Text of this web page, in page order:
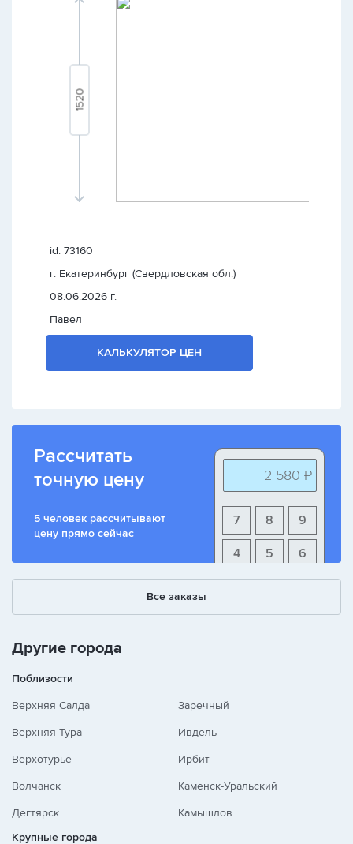
id: 73160
г. Екатеринбург (Свердловская обл.)
08.06.2026 г.
Павел
КАЛЬКУЛЯТОР ЦЕН
Рассчитать
точную цену
5 человек рассчитывают
цену прямо сейчас
2 580 ₽
9
8
7
6
5
4
+ - /
Все заказы
Другие города
Поблизости
Верхняя Салда
Верхняя Тура
Верхотурье
Волчанск
Дегтярск
Заречный
Ивдель
Ирбит
Каменск-Уральский
Камышлов
Крупные города